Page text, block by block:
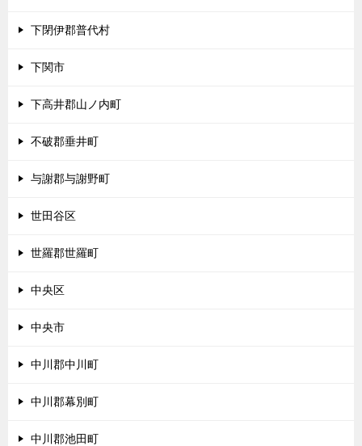
下閉伊郡普代村
下関市
下高井郡山ノ内町
不破郡垂井町
与謝郡与謝野町
世田谷区
世羅郡世羅町
中央区
中央市
中川郡中川町
中川郡幕別町
中川郡池田町